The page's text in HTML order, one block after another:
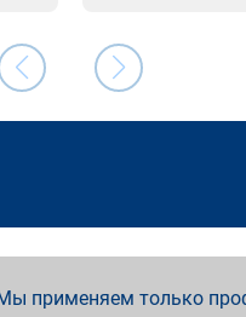
применяем только